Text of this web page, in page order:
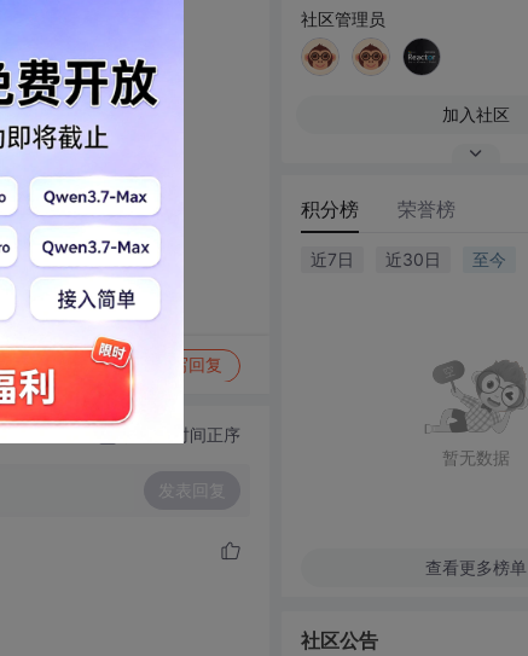
写回复
切换为时间正序
发表回复
社区管理员
加入社区
积分榜 荣誉榜
近7日 近30日 至今
暂无数据
查看更多榜单
社区公告